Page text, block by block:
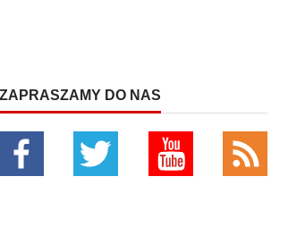
ZAPRASZAMY DO NAS